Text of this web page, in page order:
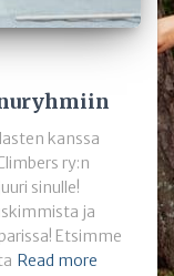
kanssa
ry:n
sinulle!
ja
Etsimme
Read more